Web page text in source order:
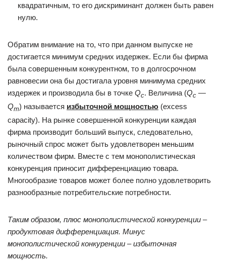
квадратичным, то его дискриминант должен быть равен
нулю.
Обратим внимание на то, что при данном выпуске не
достигается минимум средних издержек. Если бы фирма
была совершенным конкурентном, то в долгосрочном
равновесии она бы достигала уровня минимума средних
издержек и производила бы в точке Qc. Величина (Qc —
Qm) называется избыточной мощностью (excess
capacity). На рынке совершенной конкуренции каждая
фирма производит больший выпуск, следовательно,
рыночный спрос может быть удовлетворен меньшим
количеством фирм. Вместе с тем монополистическая
конкуренция приносит дифференциацию товара.
Многообразие товаров может более полно удовлетворить
разнообразные потребительские потребности.
Таким образом, плюс монополистической конкуренции –
продуктовая дифференциация. Минус
монополистической конкуренции – избыточная
мощность.